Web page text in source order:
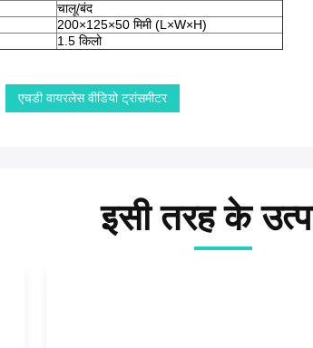
चालू/बंद
200×125×50 मिमी (L×W×H)
1.5 किलो
एचडी वायरलेस वीडियो ट्रांसमीटर
इसी तरह के